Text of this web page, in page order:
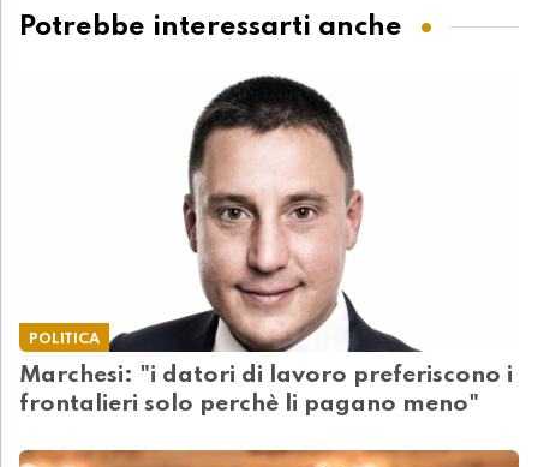
Potrebbe interessarti anche
POLITICA
Marchesi: "i datori di lavoro preferiscono i
frontalieri solo perchè li pagano meno"